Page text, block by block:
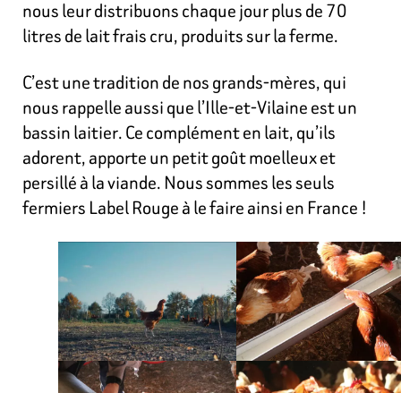
nous leur distribuons chaque jour plus de 70
litres de lait frais cru, produits sur la ferme.
C’est une tradition de nos grands-mères, qui
nous rappelle aussi que l’Ille-et-Vilaine est un
bassin laitier. Ce complément en lait, qu’ils
adorent, apporte un petit goût moelleux et
persillé à la viande. Nous sommes les seuls
fermiers Label Rouge à le faire ainsi en France !